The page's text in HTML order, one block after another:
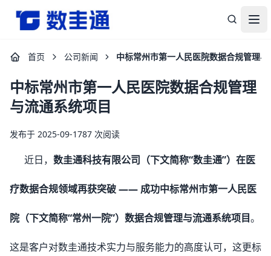
杭州数圭通科技有限公司-让数据安全流动，让数据释放价值
打
首页 公司新闻 中标常州市第一人民医院数据合规管理
中标常州市第一人民医院数据合规管理
与流通系统项目
发布于 2025-09-1787 次阅读
近日， 数圭通科技有限公司（下文简称“数圭通”）在医
疗数据合规领域再获突破 —— 成功中标常州市第一人民医
院（下文简称“常州一院”）数据合规管理与流通系统项目。
这是客户对数圭通技术实力与服务能力的高度认可，这更标